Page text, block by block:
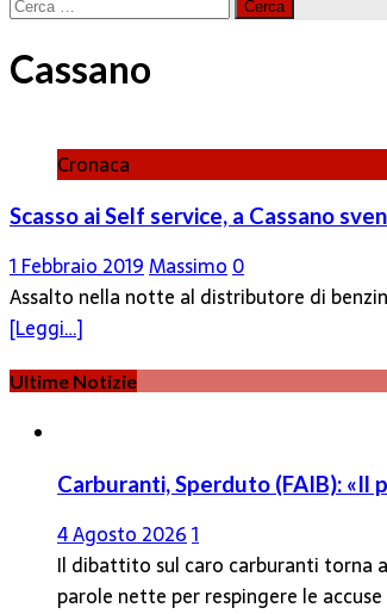
Cassano
Cronaca
Scasso ai Self service, a Cassano
1 Febbraio 2019Massimo0
Assalto nella notte al distributore di
[Leggi…]
Ultime Notizie
Carburanti, Sperduto (FAIB): «Il
4 Agosto 20261
Il dibattito sul caro carburanti torna
parole nette per respingere le